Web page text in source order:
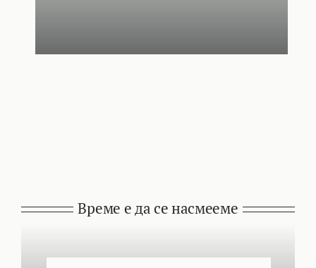
Време е да се насмееме